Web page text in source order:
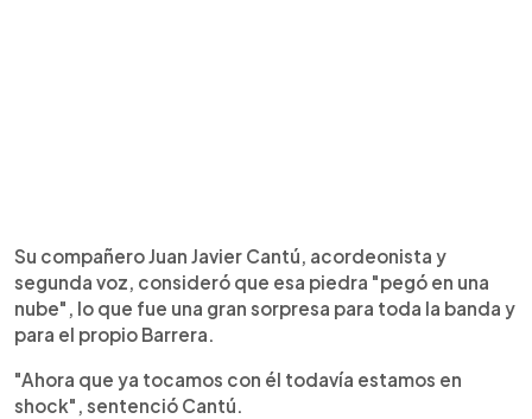
Su compañero Juan Javier Cantú, acordeonista y
segunda voz, consideró que esa piedra "pegó en una
nube", lo que fue una gran sorpresa para toda la banda y
para el propio Barrera.
"Ahora que ya tocamos con él todavía estamos en
shock", sentenció Cantú.